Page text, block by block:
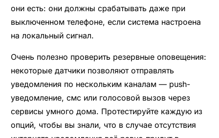
они есть: они должны срабатывать даже при
выключенном телефоне, если система настроена
на локальный сигнал.
Очень полезно проверить резервные оповещения:
некоторые датчики позволяют отправлять
уведомления по нескольким каналам — push-
уведомление, смс или голосовой вызов через
сервисы умного дома. Протестируйте каждую из
опций, чтобы вы знали, что в случае отсутствия